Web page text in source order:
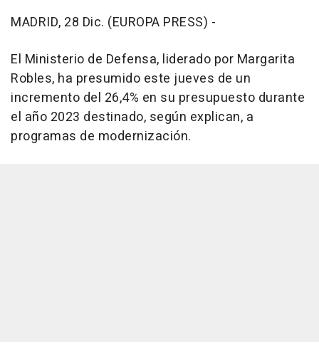
MADRID, 28 Dic. (EUROPA PRESS) -
El Ministerio de Defensa, liderado por Margarita
Robles, ha presumido este jueves de un
incremento del 26,4% en su presupuesto durante
el año 2023 destinado, según explican, a
programas de modernización.